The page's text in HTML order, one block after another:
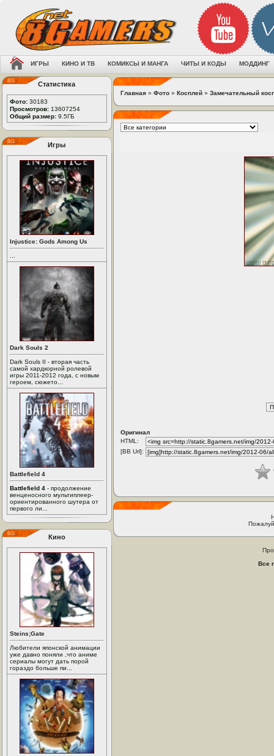
ИГРЫ КИНО И ТВ КОМИКСЫ И МАНГА ЧИТЫ И КОДЫ МОДДИНГ
Статистика
Фото: 30183
Просмотров: 13607254
Общий размер: 9.5ГБ
Игры
Injustice: Gods Among Us
Dark Souls 2
Dark Souls II - вторая часть
самой хардкорной ролевой
игры 2011-2012 года, с новым
героем, сюжето...
Battlefield 4
Battlefield 4 - продолжение
венценосного мультиплеер-
ориентированного шутера от
первого ли...
Кино
Steins;Gate
Любители японской анимации
уже давно поняли ,что аниме
сериалы могут дать порой
гораздо больше пи...
Главная » Фото » Косплей » Замечательный
Оригинал
HTML:
[BB Url]:
Все